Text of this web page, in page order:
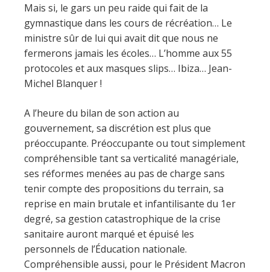
Mais si, le gars un peu raide qui fait de la
gymnastique dans les cours de récréation… Le
ministre sûr de lui qui avait dit que nous ne
fermerons jamais les écoles… L’homme aux 55
protocoles et aux masques slips… Ibiza… Jean-
Michel Blanquer !
A l’heure du bilan de son action au
gouvernement, sa discrétion est plus que
préoccupante. Préoccupante ou tout simplement
compréhensible tant sa verticalité managériale,
ses réformes menées au pas de charge sans
tenir compte des propositions du terrain, sa
reprise en main brutale et infantilisante du 1er
degré, sa gestion catastrophique de la crise
sanitaire auront marqué et épuisé les
personnels de l’Éducation nationale.
Compréhensible aussi, pour le Président Macron